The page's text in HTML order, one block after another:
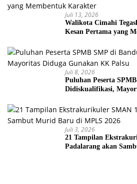
Juli 13, 2026
Walikota Cimahi
Kesan Pertama yang
Juli 8, 2026
Puluhan Peserta
Didiskualifikasi,
Juli 3, 2026
21 Tampilan
Padalarang akan